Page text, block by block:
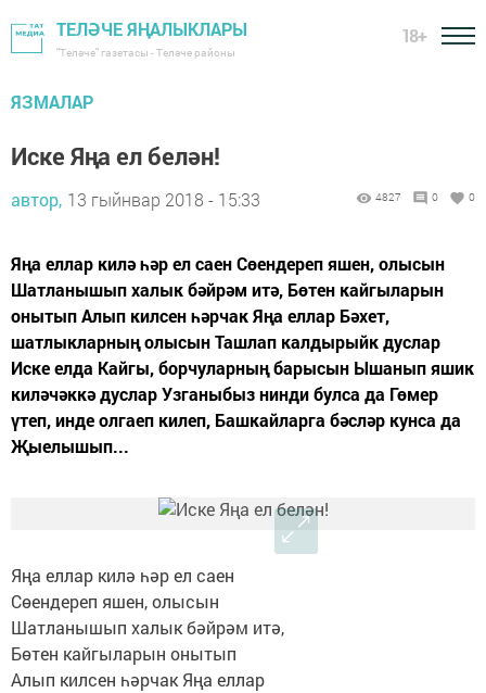
ТЕЛӘЧЕ ЯҢАЛЫКЛАРЫ
"Теләче" газетасы - Теләче районы
18+
ЯЗМАЛАР
Иске Яңа ел белән!
автор, 13 гыйнвар 2018 - 15:33 4827 0 0
Яңа еллар килә һәр ел саен Сөендереп яшен, олысын
Шатланышып халык бәйрәм итә, Бөтен кайгыларын
онытып Алып килсен һәрчак Яңа еллар Бәхет,
шатлыкларның олысын Ташлап калдырыйк дуслар
Иске елда Кайгы, борчуларның барысын Ышанып яшик
киләчәккә дуслар Узганыбыз нинди булса да Гөмер
үтеп, инде олгаеп килеп, Башкайларга бәсләр кунса да
Җыелышып...
Яңа еллар килә һәр ел саен
Сөендереп яшен, олысын
Шатланышып халык бәйрәм итә,
Бөтен кайгыларын онытып
Алып килсен һәрчак Яңа еллар